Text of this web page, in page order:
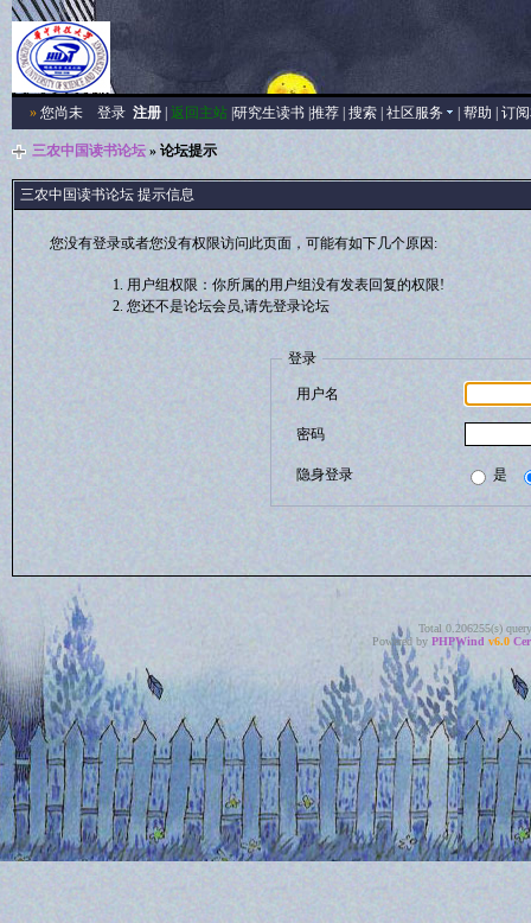
»您尚未 登录 注册| 返回主站| 研究生读书| 推荐| 搜索| 社区服务 帮助 订
三农中国读书论坛» 论坛提示
三农中国读书论坛 提示信息
您没有登录或者您没有权限访问此页面，可能有如下几个原因:
用户组权限：你所属的用户组没有发表回复的权限!
您还不是论坛会员,请先登录论坛
登录
用户名
密码
隐身登录 是
Total 0.206255(s)
Powered by PHPWind v6.0